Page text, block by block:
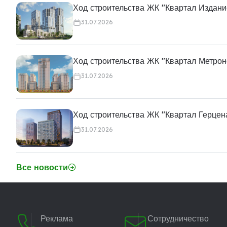
Ход строительства ЖК "Квартал
31.07.2026
Ход строительства ЖК "Квартал
31.07.2026
Ход строительства ЖК "Квартал
31.07.2026
Все новости
Реклама Сотрудничество